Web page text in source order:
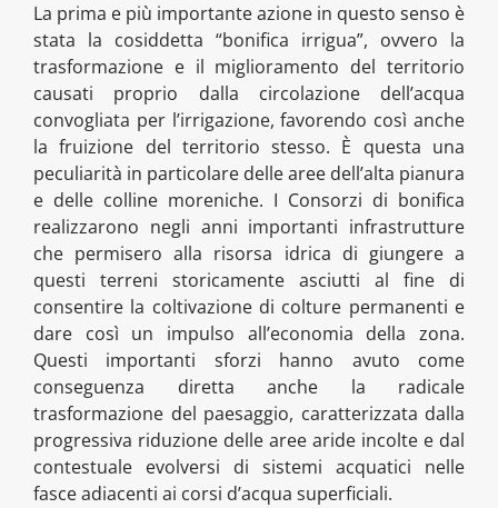
La prima e più importante azione in questo senso è
stata la cosiddetta “bonifica irrigua”, ovvero la
trasformazione e il miglioramento del territorio
causati proprio dalla circolazione dell’acqua
convogliata per l’irrigazione, favorendo così anche
la fruizione del territorio stesso. È questa una
peculiarità in particolare delle aree dell’alta pianura
e delle colline moreniche. I Consorzi di bonifica
realizzarono negli anni importanti infrastrutture
che permisero alla risorsa idrica di giungere a
questi terreni storicamente asciutti al fine di
consentire la coltivazione di colture permanenti e
dare così un impulso all’economia della zona.
Questi importanti sforzi hanno avuto come
conseguenza diretta anche la radicale
trasformazione del paesaggio, caratterizzata dalla
progressiva riduzione delle aree aride incolte e dal
contestuale evolversi di sistemi acquatici nelle
fasce adiacenti ai corsi d’acqua superficiali.